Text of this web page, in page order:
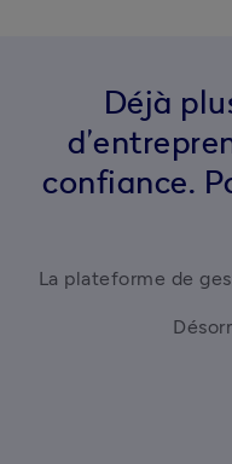
Déjà
confiance.
La plateforme de